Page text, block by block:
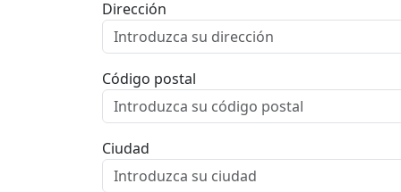
Dirección
Código postal
Ciudad